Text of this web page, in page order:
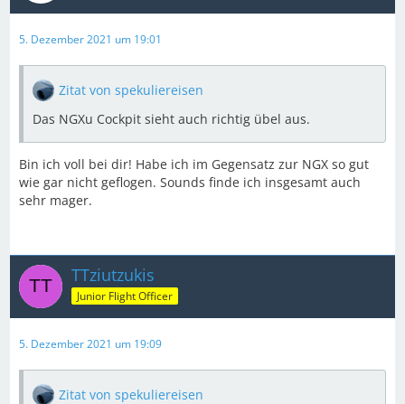
5. Dezember 2021 um 19:01
Zitat von spekuliereisen
Das NGXu Cockpit sieht auch richtig übel aus.
Bin ich voll bei dir! Habe ich im Gegensatz zur NGX so gut
wie gar nicht geflogen. Sounds finde ich insgesamt auch
sehr mager.
TTziutzukis
Junior Flight Officer
5. Dezember 2021 um 19:09
Zitat von spekuliereisen